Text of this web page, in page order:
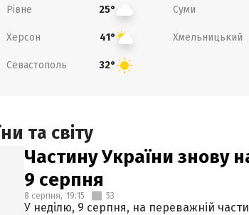
Рівне 25° Суми
Херсон 41° Хмельницький
Севастополь 32°
та світу
Частину України знову
9 серпня
8 серпня, 19:15 53
У неділю, 9 серпня, на переважній